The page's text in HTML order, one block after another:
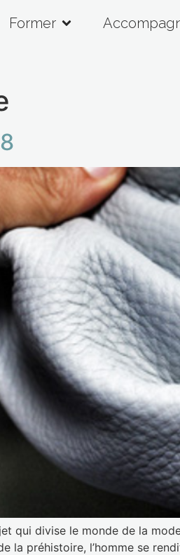
Former
qui divise le monde de la
la préhistoire, l’homme se